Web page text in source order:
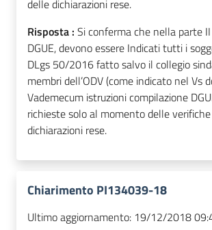
delle dichiarazioni rese.
Risposta : Si conferma che nella parte
DGUE, devono essere Indicati tutti i
DLgs 50/2016 fatto salvo il collegio
membri dell’ODV (come indicato nel Vs
Vademecum istruzioni compilazione
richieste solo al momento delle
dichiarazioni rese.
Chiarimento PI134039-18
Ultimo aggiornamento: 19/12/2018